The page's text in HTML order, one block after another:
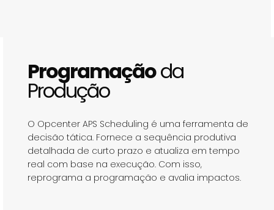
Programaçãoda
Produção
O Opcenter APS Scheduling é uma ferramenta de
decisão tática. Fornece a sequência produtiva
detalhada de curto prazo e atualiza em tempo
real com base na execução. Com isso,
reprograma a programação e avalia impactos.